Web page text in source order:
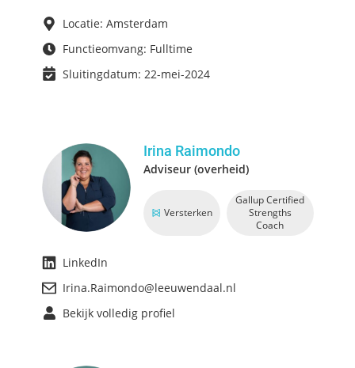
Locatie: Amsterdam
Functieomvang: Fulltime
Sluitingdatum: 22-mei-2024
Irina Raimondo
Adviseur (overheid)
Versterken
Gallup Certified
Strengths
Coach
LinkedIn
Irina.Raimondo@leeuwendaal.nl
Bekijk volledig profiel